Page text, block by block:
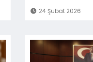
24 Şubat 2026